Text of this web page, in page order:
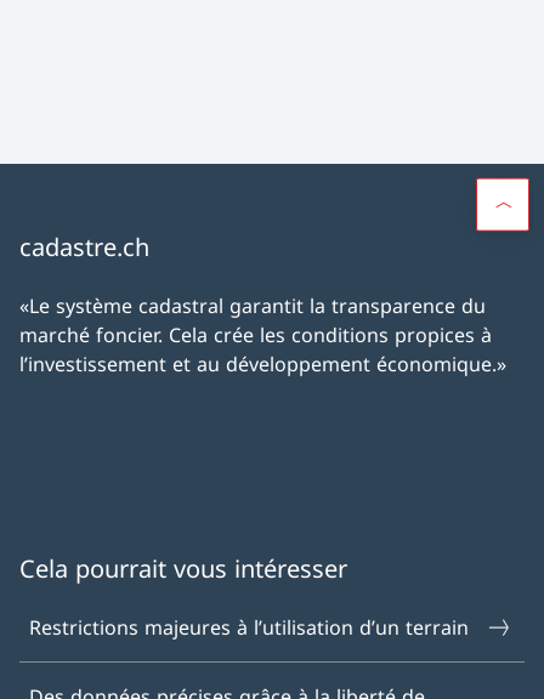
cadastre.ch
«Le système cadastral garantit la transparence du
marché foncier. Cela crée les conditions propices à
l’investissement et au développement économique.»
Cela pourrait vous intéresser
Restrictions majeures à l’utilisation d’un terrain